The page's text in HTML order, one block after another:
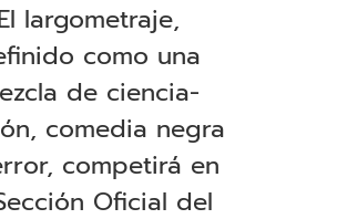
largometraje,
como una
de ciencia-
comedia negra
competirá en
Oficial del